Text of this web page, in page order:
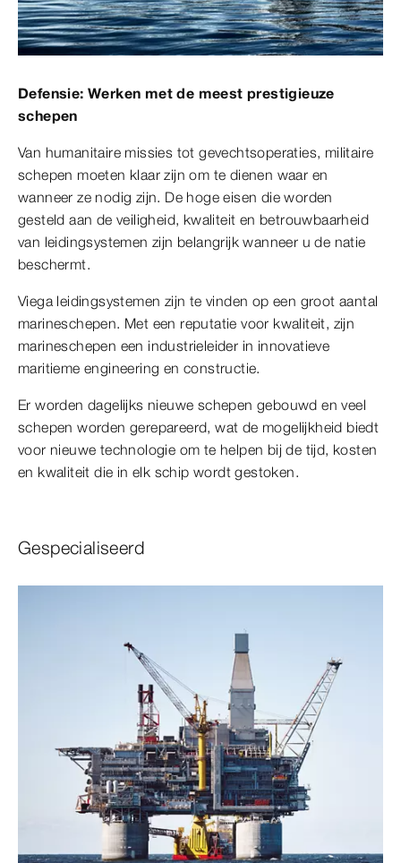
Defensie: Werken met de meest prestigieuze
schepen
Van humanitaire missies tot gevechtsoperaties, militaire
schepen moeten klaar zijn om te dienen waar en
wanneer ze nodig zijn. De hoge eisen die worden
gesteld aan de veiligheid, kwaliteit en betrouwbaarheid
van leidingsystemen zijn belangrijk wanneer u de natie
beschermt.
Viega leidingsystemen zijn te vinden op een groot aantal
marineschepen. Met een reputatie voor kwaliteit, zijn
marineschepen een industrieleider in innovatieve
maritieme engineering en constructie.
Er worden dagelijks nieuwe schepen gebouwd en veel
schepen worden gerepareerd, wat de mogelijkheid biedt
voor nieuwe technologie om te helpen bij de tijd, kosten
en kwaliteit die in elk schip wordt gestoken.
Gespecialiseerd